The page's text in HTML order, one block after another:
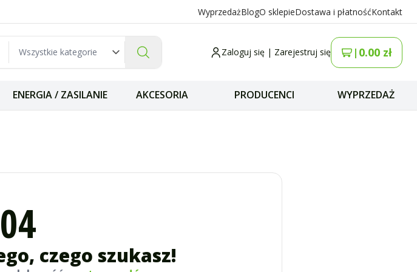
WyprzedażBlogO sklepieDostawa i płatnośćKontakt
Zaloguj się | Zarejestruj się | 0.00 zł
ENERGIA / ZASILANIE AKCESORIA PRODUCENCI WYPRZEDAŻ
czego szukasz!